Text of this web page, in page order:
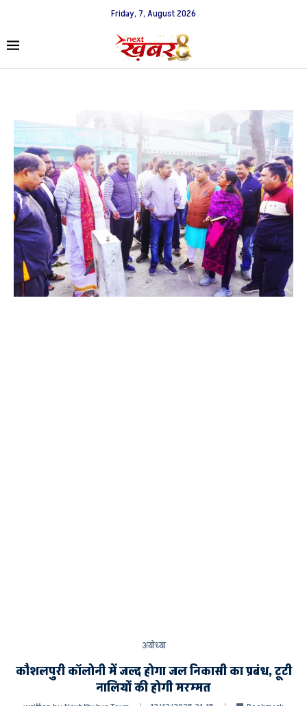
Friday, 7, August 2026
अयोध्या
कौशलपुरी कॉलोनी में जल्द होगा जल निकासी का प्रबंध, टूटी
नालियों की होगी मरम्मत